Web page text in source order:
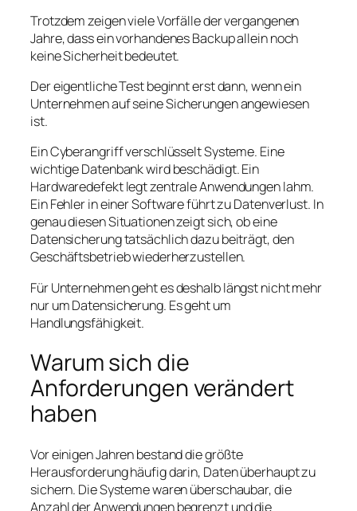
Trotzdem zeigen viele Vorfälle der vergangenen
Jahre, dass ein vorhandenes Backup allein noch
keine Sicherheit bedeutet.
Der eigentliche Test beginnt erst dann, wenn ein
Unternehmen auf seine Sicherungen angewiesen
ist.
Ein Cyberangriff verschlüsselt Systeme. Eine
wichtige Datenbank wird beschädigt. Ein
Hardwaredefekt legt zentrale Anwendungen lahm.
Ein Fehler in einer Software führt zu Datenverlust. In
genau diesen Situationen zeigt sich, ob eine
Datensicherung tatsächlich dazu beiträgt, den
Geschäftsbetrieb wiederherzustellen.
Für Unternehmen geht es deshalb längst nicht mehr
nur um Datensicherung. Es geht um
Handlungsfähigkeit.
Warum sich die
Anforderungen verändert
haben
Vor einigen Jahren bestand die größte
Herausforderung häufig darin, Daten überhaupt zu
sichern. Die Systeme waren überschaubar, die
Anzahl der Anwendungen begrenzt und die